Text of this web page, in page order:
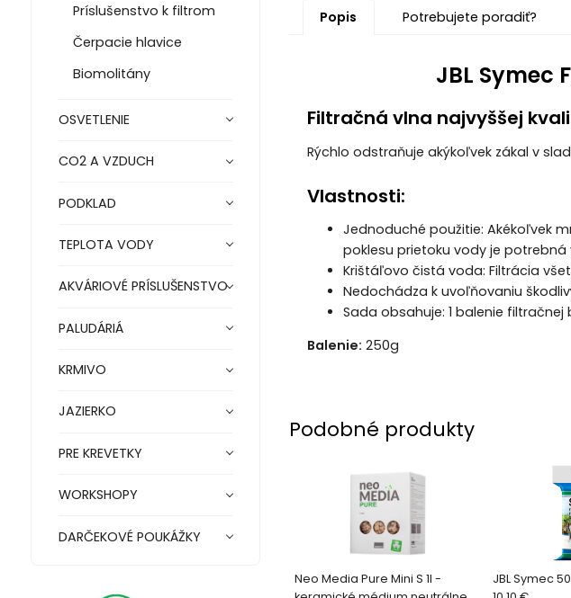
Príslušenstvo k filtrom
Čerpacie hlavice
Biomolitány
OSVETLENIE
CO2 A VZDUCH
PODKLAD
TEPLOTA VODY
AKVÁRIOVÉ PRÍSLUŠENSTVO
PALUDÁRIÁ
KRMIVO
JAZIERKO
PRE KREVETKY
WORKSHOPY
DARČEKOVÉ POUKÁŽKY
Popis Potrebujete poradiť?
JBL Symec
Filtračná vlna najvyššej
Rýchlo odstraňuje akýkoľvek zákal v
Vlastnosti:
Jednoduché použitie: Akékoľvek
poklesu prietoku vody je potrebná
Krištáľovo čistá voda: Filtrácia
Nedochádza k uvoľňovaniu
Sada obsahuje: 1 balenie
Balenie: 250g
Podobné produkty
Neo Media Pure Mini S 1l -
JBL Symec